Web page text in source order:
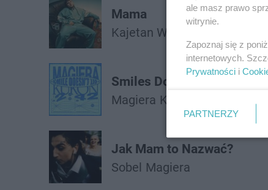
Mama
Kajetan Wolas
Smiles Doesn't Lie
Magiera Kukon
Jak Mam to Nazwać?
Sobel Magiera
ale masz prawo
witrynie.
Zapoznaj się z
internetowych.
Prywatności i
PARTNERZY